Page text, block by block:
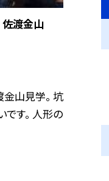
渡金山
金山見学。 坑
です。 人形の